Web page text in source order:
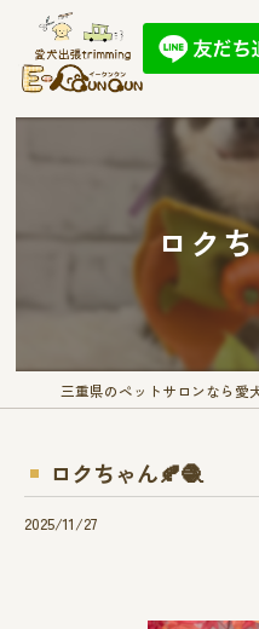
ロク
ロクちゃん🍂🧶
2025/11/27